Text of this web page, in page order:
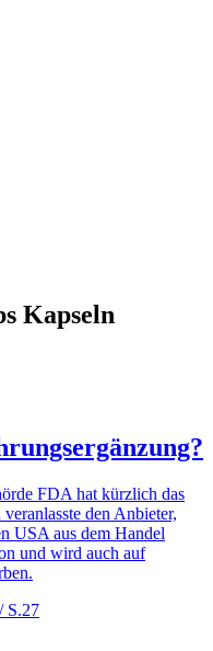
Kapseln
FDA hat kürzlich das
den Anbieter,
USA aus dem Handel
und wird auch auf
S.27